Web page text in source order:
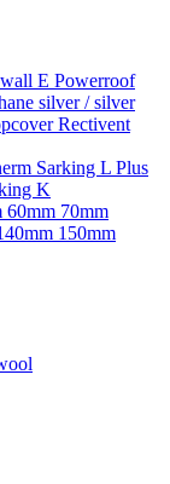
E Powerroof
silver / silver
Rectivent
Sarking L Plus
K
60mm 70mm
150mm